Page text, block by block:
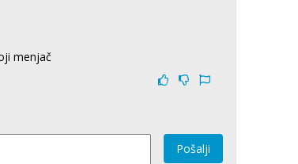
menjač
Pošalji